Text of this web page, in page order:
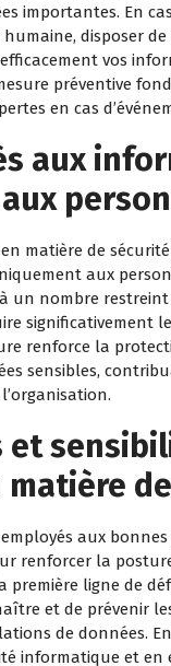
importantes. En
disposer
vos
préventive
en cas
aux
matière de
aux
un nombre restreint
significativement
renforce la
sensibles,
et
matière
aux
renforcer la
première ligne de
et de prévenir
de données.
informatique et